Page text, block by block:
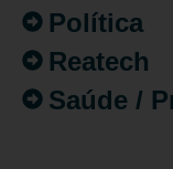
Política
Reatech
Saúde /